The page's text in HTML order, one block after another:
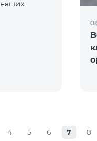
4 5 6 7 8